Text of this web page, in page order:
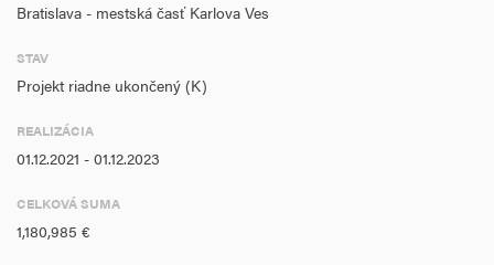
Bratislava - mestská časť Karlova Ves
STAV
Projekt riadne ukončený (K)
REALIZÁCIA
01.12.2021 - 01.12.2023
CELKOVÁ SUMA
1,180,985 €